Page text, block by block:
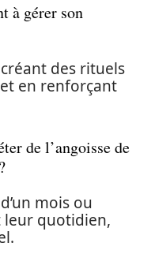
à gérer son
des rituels
en renforçant
de l’angoisse de
mois ou
leur quotidien,